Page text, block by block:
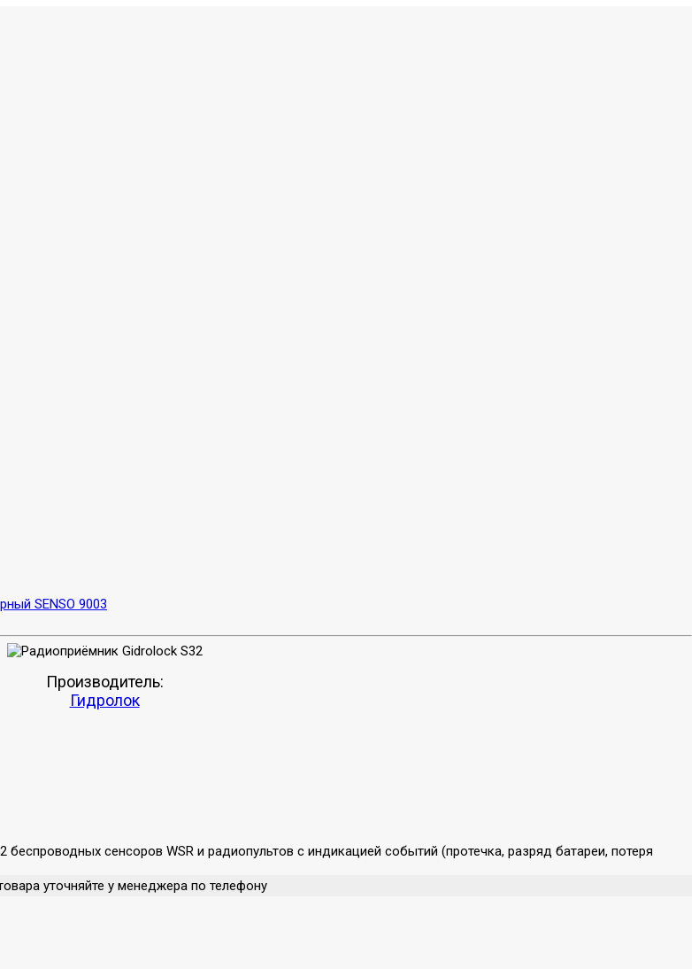
SENSO 9003
Производитель:
Гидролок
сенсоров WSR и радиопультов с индикацией событий (протечка, разряд батареи, потеря
уточняйте у менеджера по телефону